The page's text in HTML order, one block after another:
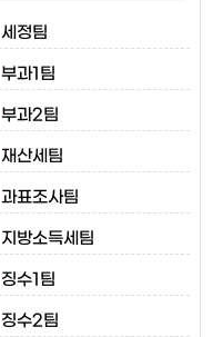
세정팀
부과1팀
부과2팀
재산세팀
과표조사팀
지방소득세팀
징수1팀
징수2팀